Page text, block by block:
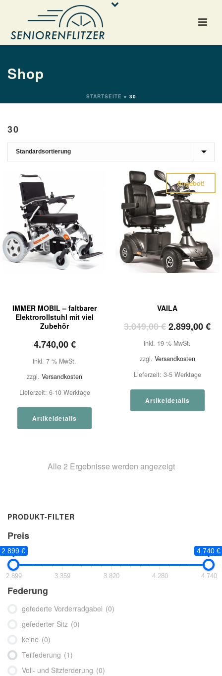
Shop
STARTSEITE » 30
30
IMMER MOBIL – faltbarer
Elektrorollstuhl mit viel
Zubehör
4.740,00€
inkl. 7 % MwSt.
zzgl.Versandkosten
Lieferzeit: 6-10 Werktage
Artikeldetails
Angebot!
VAILA
3.049,00€
Preis
3.049,00 €
2.899,00€
inkl. 19 % MwSt.
zzgl. Versandkosten
Lieferzeit: 3-5 Werktage
Artikeldetails
Alle 2 Ergebnisse werden angezeigt
PRODUKT-FILTER
Preis
2.899 € 4.740 €
2.899 3.359 3.820 4.280 4.740
Federung
gefederte Vorderradgabel (0)
gefederter Sitz (0)
keine (0)
Teilfederung (1)
Voll- und Sitzferderung (0)